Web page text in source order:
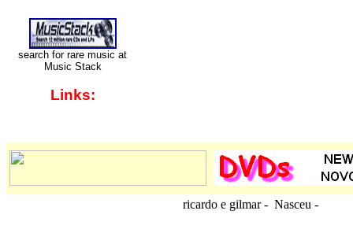
search for rare music at
Music Stack
Links:
ricardo e gilmar - Nasceu -